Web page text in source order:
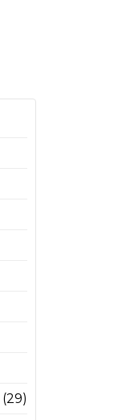
(29)